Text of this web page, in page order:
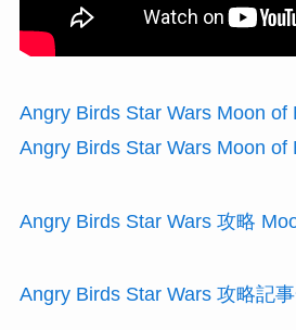
Angry Birds Star Wars Moon of
Angry Birds Star Wars Moon of
Angry Birds Star Wars 攻略
Angry Birds Star Wars 攻略記